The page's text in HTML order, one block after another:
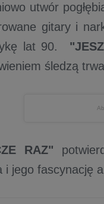
utwór
gitary i
lat 90.
śledzą
RAZ"
i jego fascynację